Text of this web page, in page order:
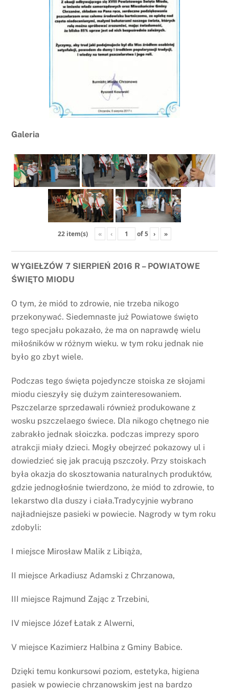
Galeria
22 item(s) « ‹ of5 › »
WYGIEŁZÓW 7 SIERPIEŃ 2016 R – POWIATOWE
ŚWIĘTO MIODU
O tym, że miód to zdrowie, nie trzeba nikogo
przekonywać. Siedemnaste już Powiatowe święto
tego specjału pokazało, że ma on naprawdę wielu
miłośników w różnym wieku. w tym roku jednak nie
było go zbyt wiele.
Podczas tego święta pojedyncze stoiska ze słojami
miodu cieszyły się dużym zainteresowaniem.
Pszczelarze sprzedawali również produkowane z
wosku pszczelaego świece. Dla nikogo chętnego nie
zabrakło jednak słoiczka. podczas imprezy sporo
atrakcji miały dzieci. Mogły obejrzeć pokazowy ul i
dowiedzieć się jak pracują pszczoły. Przy stoiskach
była okazja do skosztowania naturalnych produktów,
gdzie jednogłośnie twierdzono, że miód to zdrowie, to
lekarstwo dla duszy i ciała.Tradycyjnie wybrano
najładniejsze pasieki w powiecie. Nagrody w tym roku
zdobyli:
I miejsce Mirosław Malik z Libiąża,
II miejsce Arkadiusz Adamski z Chrzanowa,
III miejsce Rajmund Zając z Trzebini,
IV miejsce Józef Łatak z Alwerni,
V miejsce Kazimierz Halbina z Gminy Babice.
Dzięki temu konkursowi poziom, estetyka, higiena
pasiek w powiecie chrzanowskim jest na bardzo